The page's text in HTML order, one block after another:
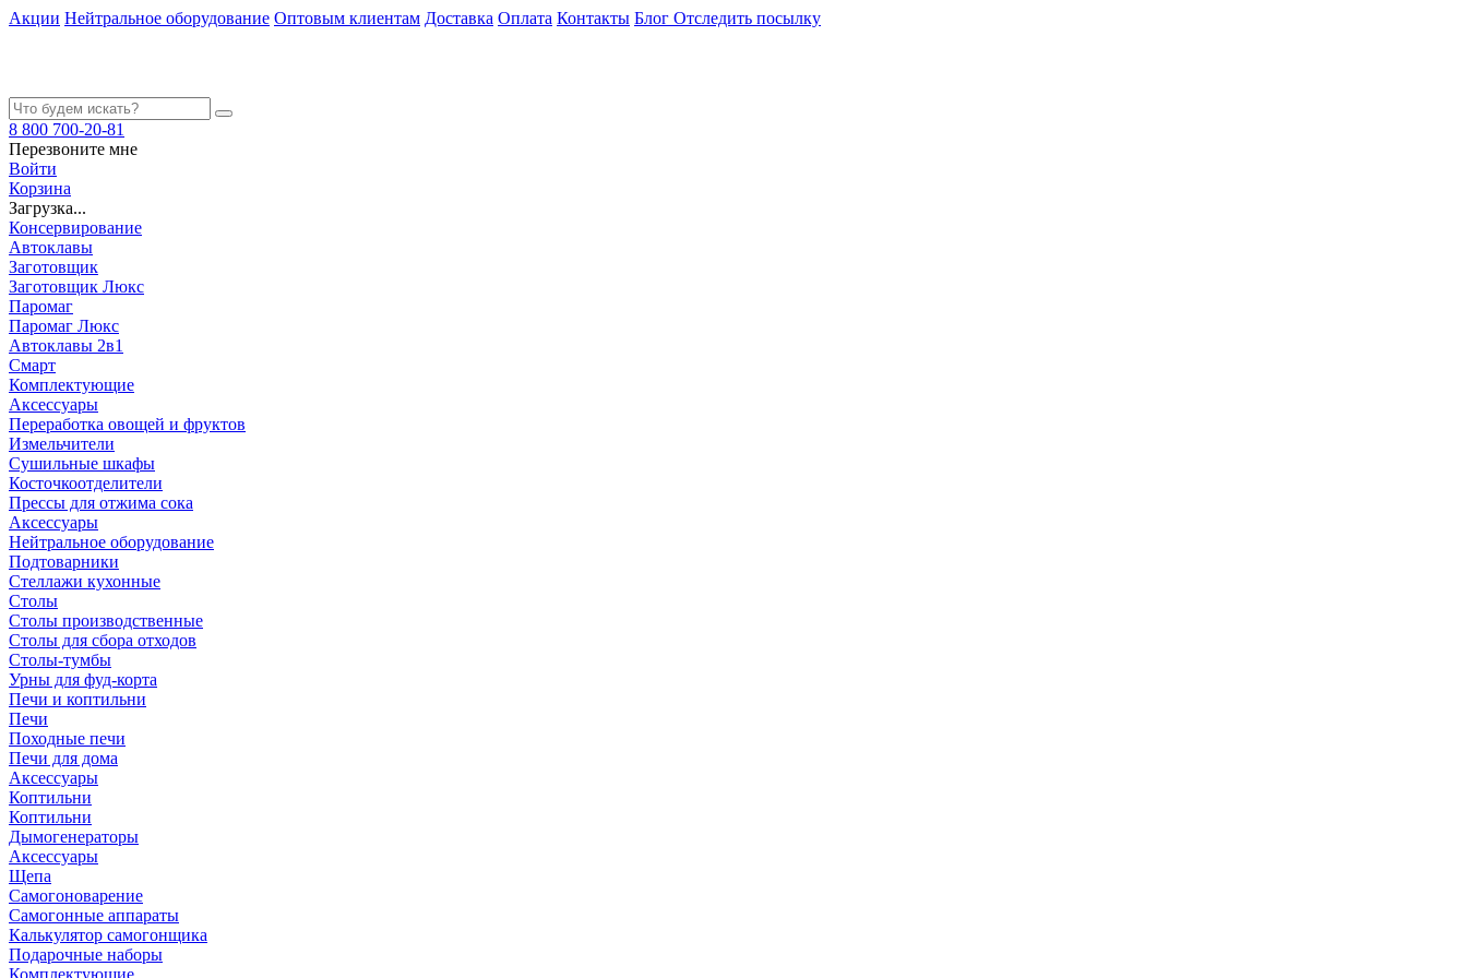
Акции Нейтральное оборудование Оптовым клиентам Доставка Оплата Контакты Блог Отследить посылку
8 800 700-20-81
Перезвоните мне
Войти
Корзина
Загрузка...
Консервирование
Автоклавы
Заготовщик
Заготовщик Люкс
Паромаг
Паромаг Люкс
Автоклавы 2в1
Смарт
Комплектующие
Аксессуары
Переработка овощей и фруктов
Измельчители
Сушильные шкафы
Косточкоотделители
Прессы для отжима сока
Аксессуары
Нейтральное оборудование
Подтоварники
Стеллажи кухонные
Столы
Столы производственные
Столы для сбора отходов
Столы-тумбы
Урны для фуд-корта
Печи и коптильни
Печи
Походные печи
Печи для дома
Аксессуары
Коптильни
Коптильни
Дымогенераторы
Аксессуары
Щепа
Самогоноварение
Самогонные аппараты
Калькулятор самогонщика
Подарочные наборы
Комплектующие